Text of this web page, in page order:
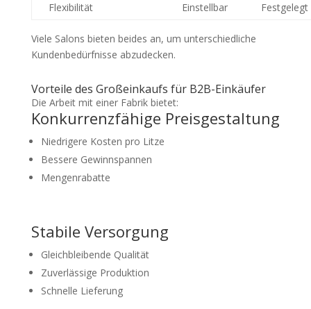
Flexibilität Einstellbar Festgelegt
Viele Salons bieten beides an, um unterschiedliche
Kundenbedürfnisse abzudecken.
Vorteile des Großeinkaufs für B2B-Einkäufer
Die Arbeit mit einer Fabrik bietet:
Konkurrenzfähige Preisgestaltung
Niedrigere Kosten pro Litze
Bessere Gewinnspannen
Mengenrabatte
Stabile Versorgung
Gleichbleibende Qualität
Zuverlässige Produktion
Schnelle Lieferung